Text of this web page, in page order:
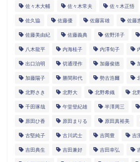
佐々木大輔 佐々木常夫 佐々木正悟
佐久協 佐藤優 佐藤富雄 佐藤
佐藤美由紀 佐藤義典 佐野洋子
八木龍平 内海桂子 内澤旬子
出口治明 切通理作 加藤俊徳
加藤陽子 勝間和代 勢古浩爾
北野さき 北野大 北野希織 北
千田琢哉 午堂登紀雄 半澤周三
原田ひ香 原田まりる 原田真裕美
古堅純子 古川武士 吉岡豊 吉
吉田典生 吉田兼好 吉田幸弘